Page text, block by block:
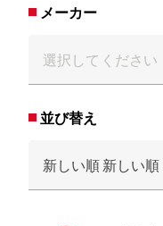
メーカー
並び替え
新しい順 新しい順